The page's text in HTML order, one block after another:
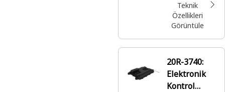
Teknik
Özellikleri
Görüntüle
20R-3740:
Elektronik
Kontrol